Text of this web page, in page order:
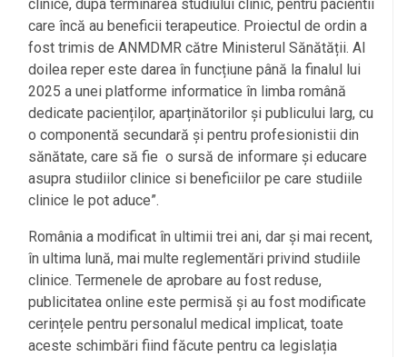
clinice, dupa terminarea studiului clinic, pentru pacientii
care încă au beneficii terapeutice. Proiectul de ordin a
fost trimis de ANMDMR către Ministerul Sănătății. Al
doilea reper este darea în funcțiune până la finalul lui
2025 a unei platforme informatice în limba română
dedicate pacienților, aparținătorilor și publicului larg, cu
o componentă secundară și pentru profesionistii din
sănătate, care să fie o sursă de informare și educare
asupra studiilor clinice si beneficiilor pe care studiile
clinice le pot aduce”.
România a modificat în ultimii trei ani, dar și mai recent,
în ultima lună, mai multe reglementări privind studiile
clinice. Termenele de aprobare au fost reduse,
publicitatea online este permisă și au fost modificate
cerințele pentru personalul medical implicat, toate
aceste schimbări fiind făcute pentru ca legislația